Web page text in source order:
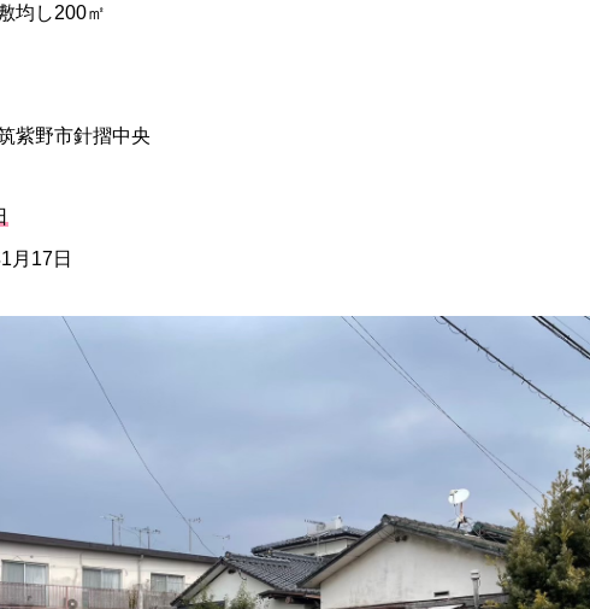
均し200㎡
紫野市針摺中央
月17日